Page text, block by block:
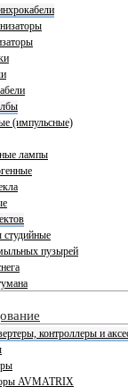
(импульсные)
лампы
студийные
пузырей
контроллеры и
AVMATRIX